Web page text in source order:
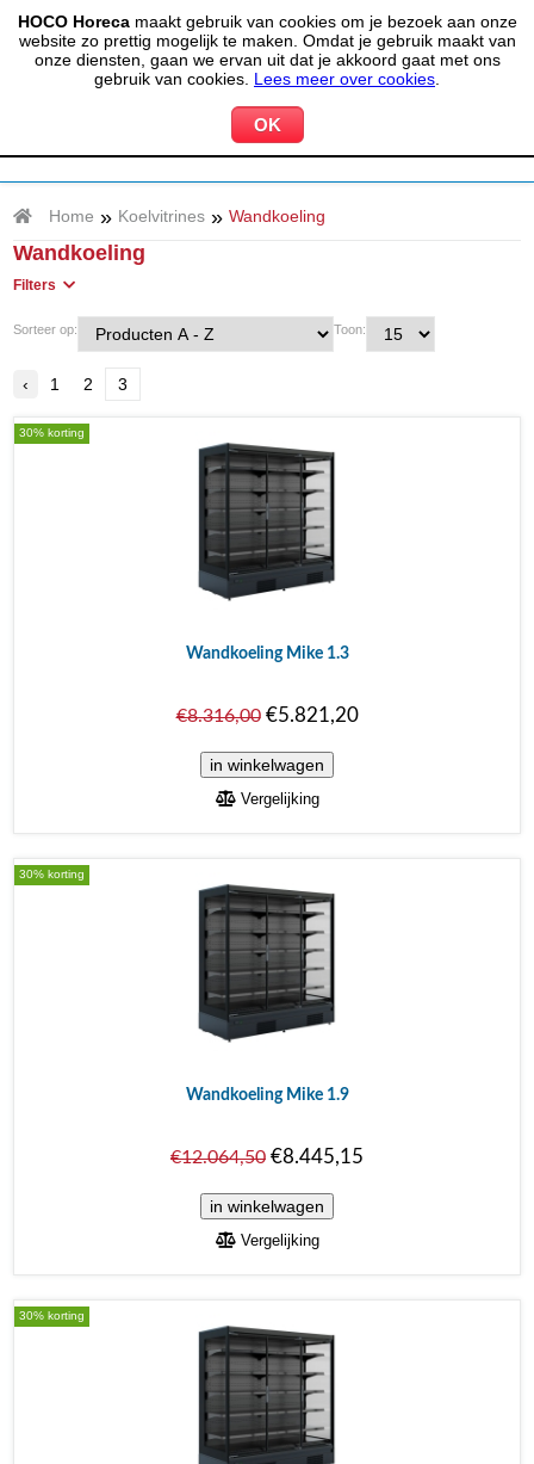
HOCO Horecamaakt gebruik van cookies om je bezoek aan onze
website zo prettig mogelijk te maken. Omdat je gebruik maakt van
onze diensten, gaan we ervan uit dat je akkoord gaat met ons
gebruik van cookies. Lees meer over cookies
(020) 497 6325 info@hocohoreca.nl
MIJN ACCOUNT 0 WINKELWAGEN
Home » Koelvitrines » Wandkoeling
Wandkoeling
Filters
Sorteer op: Toon:
‹ 1 2 3
30% korting
Wandkoeling Mike 1.3
€8.316,00€5.821,20
Vergelijking
30% korting
Wandkoeling Mike 1.9
€12.064,50 €8.445,15
Vergelijking
30% korting